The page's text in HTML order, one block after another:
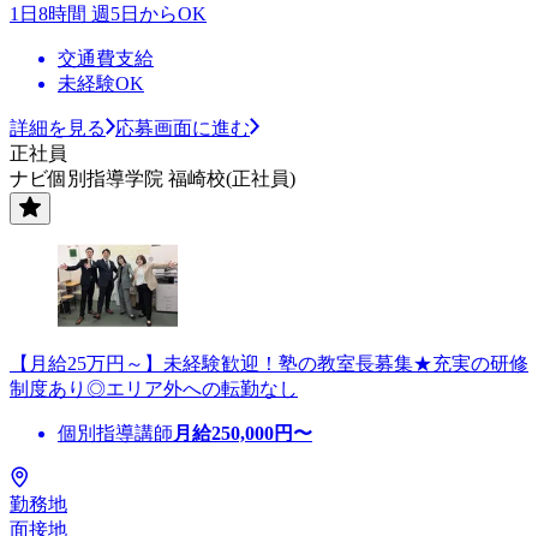
1日8時間 週5日からOK
交通費支給
未経験OK
詳細を見る
応募画面に進む
正社員
ナビ個別指導学院 福崎校(正社員)
【月給25万円～】未経験歓迎！塾の教室長募集★充実の研修
制度あり◎エリア外への転勤なし
個別指導講師 月給250,000円〜
勤務地
面接地